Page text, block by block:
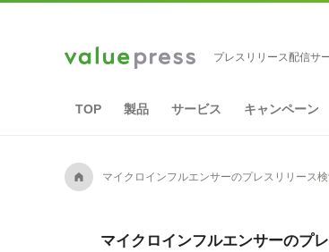
プレスリリース配信サ
TOP 製品 サービス キャンペーン
A マイクロインフルエンサーのプレスリリース
マイクロインフルエンサーのプ